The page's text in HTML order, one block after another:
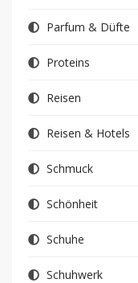
Parfum & Düfte
Proteins
Reisen
Reisen & Hotels
Schmuck
Schönheit
Schuhe
Schuhwerk